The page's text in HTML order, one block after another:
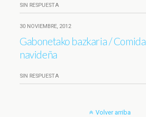
SIN RESPUESTA
30 NOVIEMBRE, 2012
Gabonetako bazkaria / Comida
navideña
SIN RESPUESTA
Volver arriba